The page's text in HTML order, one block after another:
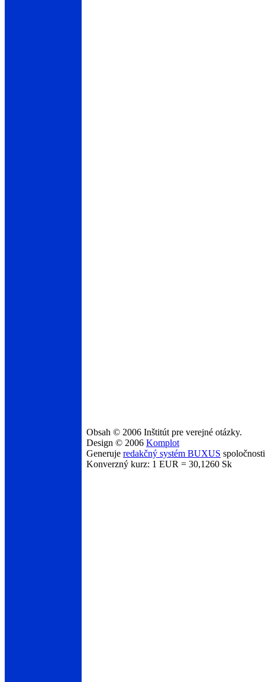
Obsah © 2006 Inštitút pre verejné otázky.
Design © 2006 Komplot
Generuje redakčný systém BUXUS
Konverzný kurz: 1 EUR = 30,1260 Sk